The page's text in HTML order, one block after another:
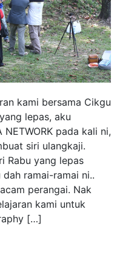
kami bersama Cikgu
lepas, aku
pada kali ni,
siri ulangkaji.
Rabu yang lepas
ramai-ramai ni..
perangai. Nak
kami untuk
[…]